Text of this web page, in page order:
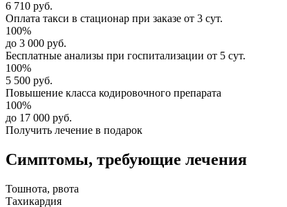
6 710 руб.
Оплата такси в стационар при заказе от 3 сут.
100%
до 3 000 руб.
Бесплатные анализы при госпитализации от 5 сут.
100%
5 500 руб.
Повышение класса кодировочного препарата
100%
до 17 000 руб.
Получить лечение в подарок
Симптомы, требующие лечения
Тошнота, рвота
Тахикардия